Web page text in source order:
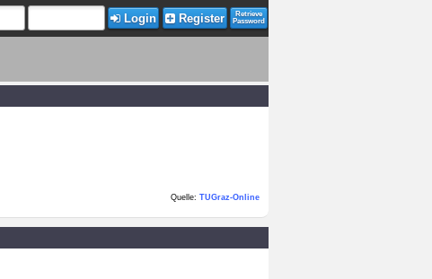
Login Register
Retrieve
Password
Quelle: TUGraz-Online